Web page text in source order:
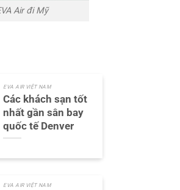
Air đi Mỹ
EVA AIR VIỆT NAM
Các khách sạn tốt
nhất gần sân bay
quốc tế Denver
EVA AIR VIỆT NAM